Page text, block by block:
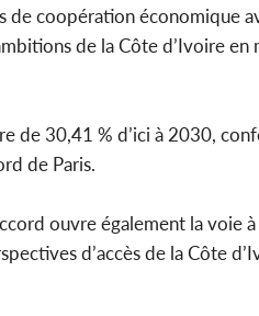
de coopération économique
de la Côte d’Ivoire
de 30,41 % d’ici à 2030,
de Paris.
ouvre également la voie
d’accès de la Côte